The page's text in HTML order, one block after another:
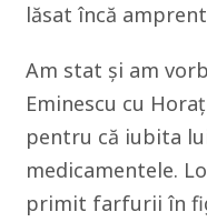
lăsat încă
Am stat și am
Eminescu cu
pentru că iubita
medicamentele.
primit farfurii în